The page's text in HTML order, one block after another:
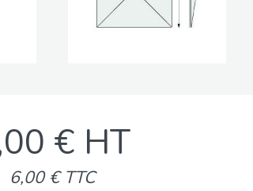
€ HT
6,00 € TTC